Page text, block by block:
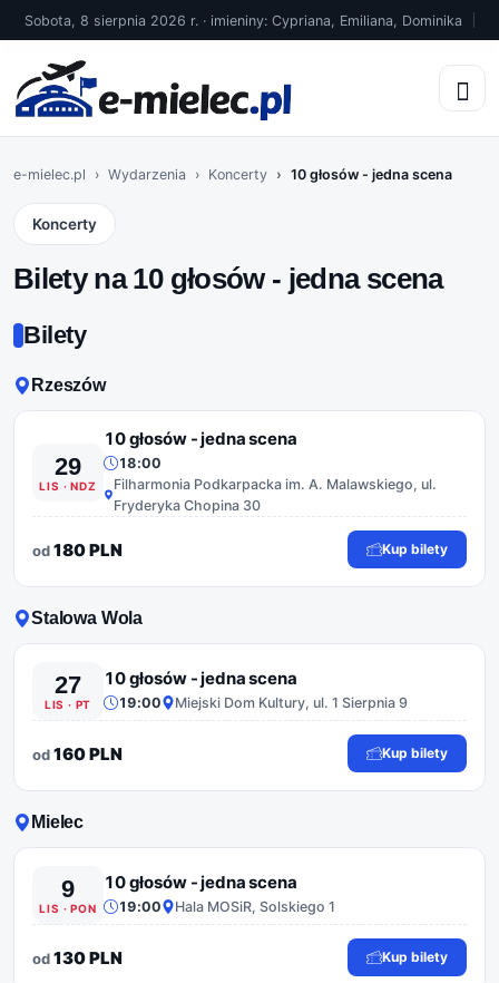
Sobota, 8 sierpnia 2026 r. · imieniny: Cypriana, Emiliana, Dominika
e-mielec.pl Wydarzenia Koncerty 10 głosów - jedna scena
Koncerty
Bilety na 10 głosów - jedna scena
Bilety
Rzeszów
29
LIS · NDZ
10 głosów - jedna scena
18:00
Filharmonia Podkarpacka im. A. Malawskiego, ul.
Fryderyka Chopina 30
od180 PLN Kup bilety
Stalowa Wola
27
LIS · PT
10 głosów - jedna scena
19:00 Miejski Dom Kultury, ul. 1 Sierpnia 9
od160 PLN Kup bilety
Mielec
9
LIS · PON
10 głosów - jedna scena
19:00 Hala MOSiR, Solskiego 1
od130 PLN Kup bilety